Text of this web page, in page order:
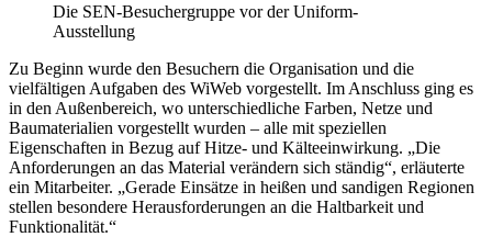
Die SEN-Besuchergruppe vor der Uniform-
Ausstellung
Zu Beginn wurde den Besuchern die Organisation und die
vielfältigen Aufgaben des WiWeb vorgestellt. Im Anschluss ging es
in den Außenbereich, wo unterschiedliche Farben, Netze und
Baumaterialien vorgestellt wurden – alle mit speziellen
Eigenschaften in Bezug auf Hitze- und Kälteeinwirkung. „Die
Anforderungen an das Material verändern sich ständig“, erläuterte
ein Mitarbeiter. „Gerade Einsätze in heißen und sandigen Regionen
stellen besondere Herausforderungen an die Haltbarkeit und
Funktionalität.“